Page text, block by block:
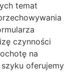
temat
czynności
na
oferujemy